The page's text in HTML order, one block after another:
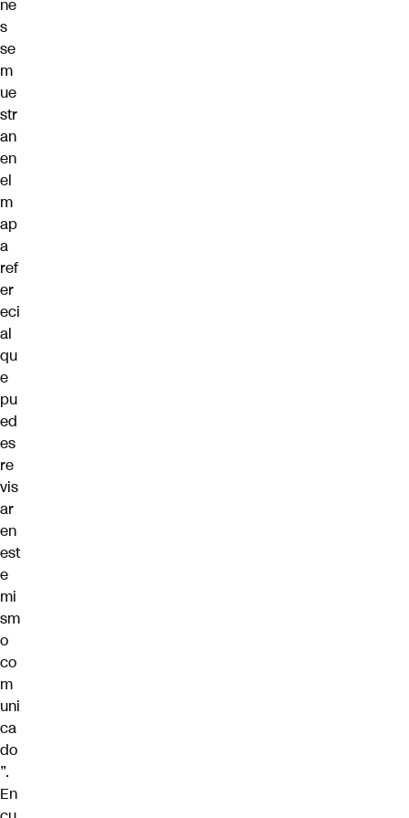
ne
s
se
m
ue
str
an
en
el
m
ap
a
ref
er
eci
al
qu
e
pu
ed
es
re
vis
ar
en
est
e
mi
sm
o
co
m
uni
ca
do
”.
En